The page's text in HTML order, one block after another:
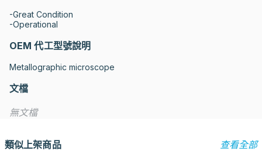
-Great Condition
-Operational
OEM 代工型號說明
Metallographic microscope
文檔
無文檔
類似上架商品 查看全部